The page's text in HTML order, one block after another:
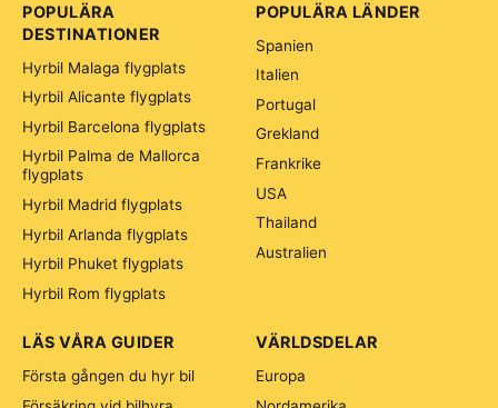
POPULÄRA
DESTINATIONER
Hyrbil Malaga flygplats
Hyrbil Alicante flygplats
Hyrbil Barcelona flygplats
Hyrbil Palma de Mallorca
flygplats
Hyrbil Madrid flygplats
Hyrbil Arlanda flygplats
Hyrbil Phuket flygplats
Hyrbil Rom flygplats
POPULÄRA LÄNDER
Spanien
Italien
Portugal
Grekland
Frankrike
USA
Thailand
Australien
VÄRLDSDELAR
Europa
LÄS VÅRA GUIDER
Första gången du hyr bil